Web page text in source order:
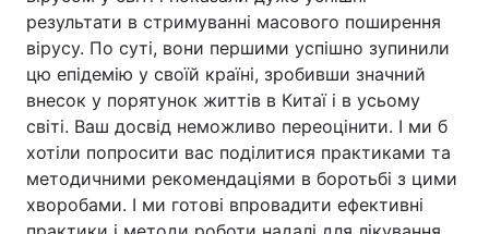
результати в стримуванні масового поширення
вірусу. По суті, вони першими успішно зупинили
цю епідемію у своїй країні, зробивши значний
внесок у порятунок життів в Китаї і в усьому
світі. Ваш досвід неможливо переоцінити. І ми б
хотіли попросити вас поділитися практиками та
методичними рекомендаціями в боротьбі з цими
хворобами. І ми готові впровадити ефективні